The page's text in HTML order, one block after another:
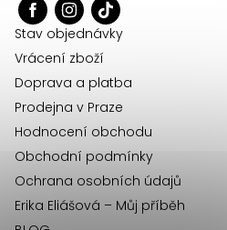
Stav objednávky
Vrácení zboží
Doprava a platba
Prodejna v Praze
Hodnocení obchodu
Obchodní podmínky
Ochrana osobních údajů
Erika Eliášová – Můj příběh